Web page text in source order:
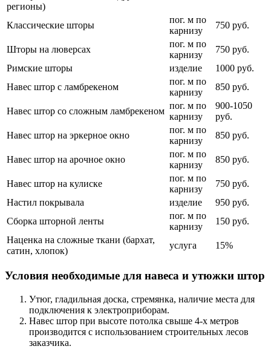
регионы)
Классические шторы
пог. м по
карнизу
750 руб.
Шторы на люверсах
пог. м по
карнизу
750 руб.
Римские шторы
изделие
1000 руб.
Навес штор с ламбрекеном
пог. м по
карнизу
850 руб.
Навес штор со сложным ламбрекеном
пог. м по
карнизу
900-1050
руб.
Навес штор на эркерное окно
пог. м по
карнизу
850 руб.
Навес штор на арочное окно
пог. м по
карнизу
850 руб.
Навес штор на кулиске
пог. м по
карнизу
750 руб.
Настил покрывала
изделие
950 руб.
Сборка шторной ленты
пог. м по
карнизу
150 руб.
Наценка на сложные ткани (бархат,
сатин, хлопок)
услуга 15%
Условия необходимые для навеса и утюжки штор
Утюг, гладильная доска, стремянка, наличие места для
подключения к электроприборам.
Навес штор при высоте потолка свыше 4-х метров
производится с использованием строительных лесов
заказчика.